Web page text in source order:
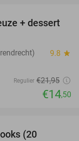
34%
+ dessert
9.8 star
Regulier €21,95
€14,50
(20